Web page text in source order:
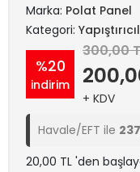
Marka: Polat Panel
Kategori:
%20
indirim
300,00
+ KDV
Havale/EFT ile
20,00 TL 'den